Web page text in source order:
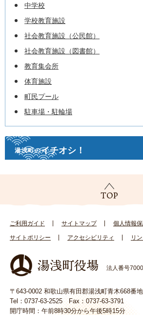
中学校
学校教育施設
社会教育施設（公民館）
社会教育施設（図書館）
教育集会所
体育施設
町民プール
駐車場・駐輪場
湯浅町のイチオシ！
ご利用ガイド サイトマップ 個人情報
サイトポリシー アクセシビリティ リ
法人番号
〒643-0002 和歌山県有田郡湯浅町青木668番
Tel：0737-63-2525 Fax：0737-63-3791
開庁時間：午前8時30分から午後5時15分